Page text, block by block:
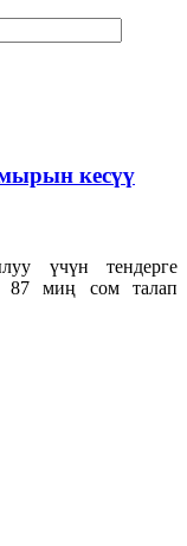
кесүү
үчүн тендерге
87 миң сом талап